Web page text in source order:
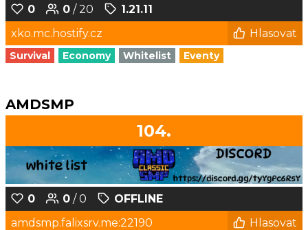
0 0 / 20
1.21.11
xko.mc.hostify.cz
Hlasovat
Survival Economy Whitelist Eventy
AMDSMP
104.
0 0 / 0
OFFLINE
amdsmp.falixsrv.me:22190
Hlasovat